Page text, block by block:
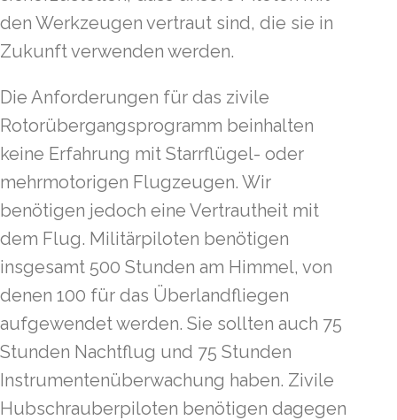
den Werkzeugen vertraut sind, die sie in
Zukunft verwenden werden.
Die Anforderungen für das zivile
Rotorübergangsprogramm beinhalten
keine Erfahrung mit Starrflügel- oder
mehrmotorigen Flugzeugen. Wir
benötigen jedoch eine Vertrautheit mit
dem Flug. Militärpiloten benötigen
insgesamt 500 Stunden am Himmel, von
denen 100 für das Überlandfliegen
aufgewendet werden. Sie sollten auch 75
Stunden Nachtflug und 75 Stunden
Instrumentenüberwachung haben. Zivile
Hubschrauberpiloten benötigen dagegen